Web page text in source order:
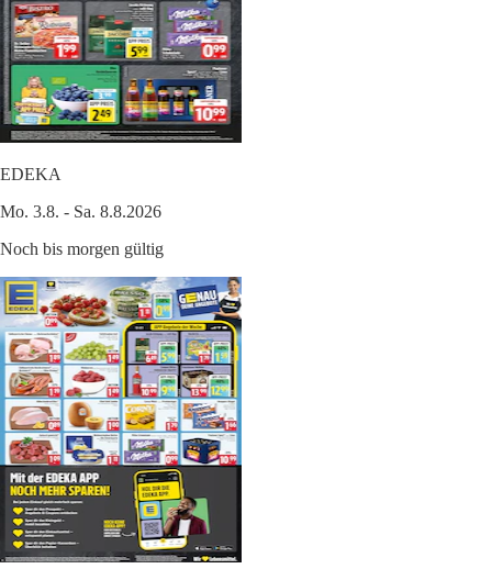
EDEKA
Mo. 3.8. - Sa. 8.8.2026
Noch bis morgen gültig